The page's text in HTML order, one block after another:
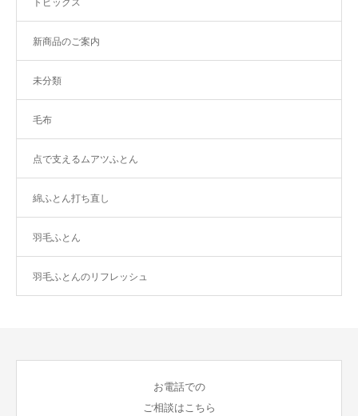
トピックス
新商品のご案内
未分類
毛布
点で支えるムアツふとん
綿ふとん打ち直し
羽毛ふとん
羽毛ふとんのリフレッシュ
お電話での
ご相談はこちら